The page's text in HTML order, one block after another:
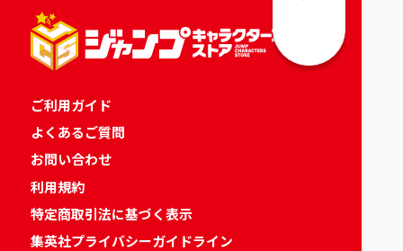
ご利用ガイド
よくあるご質問
お問い合わせ
利用規約
特定商取引法に基づく表示
集英社プライバシーガイドライン